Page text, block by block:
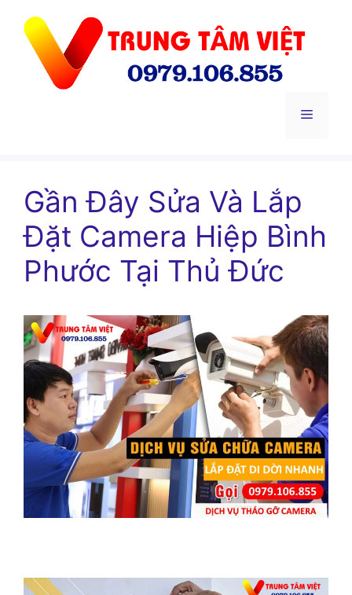
Menu
Gần Đây Sửa Và Lắp
Đặt Camera Hiệp Bình
Phước Tại Thủ Đức